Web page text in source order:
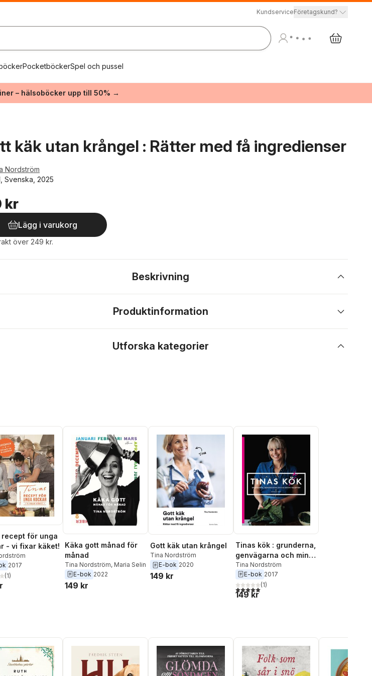
KundserviceFöretagskund?
PocketböckerSpel och pussel
– hälsoböcker upp till 50% →
käk utan krångel : Rätter med få ingredienser
Nordström
Svenska, 2025
kr
Lägg i varukorg
över 249 kr.
Beskrivning
Produktinformation
Utforska kategorier
recept för unga
- vi fixar käket!
2017
5 stjärnor. Totalt antal röster:
(1)
Käka gott månad för
månad
Tina Nordström, Maria Selin
E-bok 2022
149 kr
Gott käk utan krångel
Tina Nordström
E-bok 2020
149 kr
Tinas kök : grunderna,
genvägarna och mina
bästa recept
Tina Nordström
E-bok 2017
5,0utav 5 stjärnor. Totalt antal röster:
(1)
149 kr